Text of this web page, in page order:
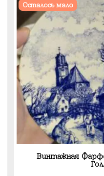
Осталось мало
Винтажная